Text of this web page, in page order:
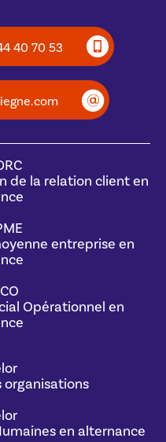
40 70 53
de la relation client en
entreprise en
Opérationnel en
en alternance